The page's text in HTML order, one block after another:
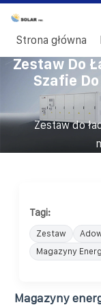
Strona główna
Zestaw Do
Szafie
Zestaw do
Tagi:
Zestaw
Magazyny
Magazyny